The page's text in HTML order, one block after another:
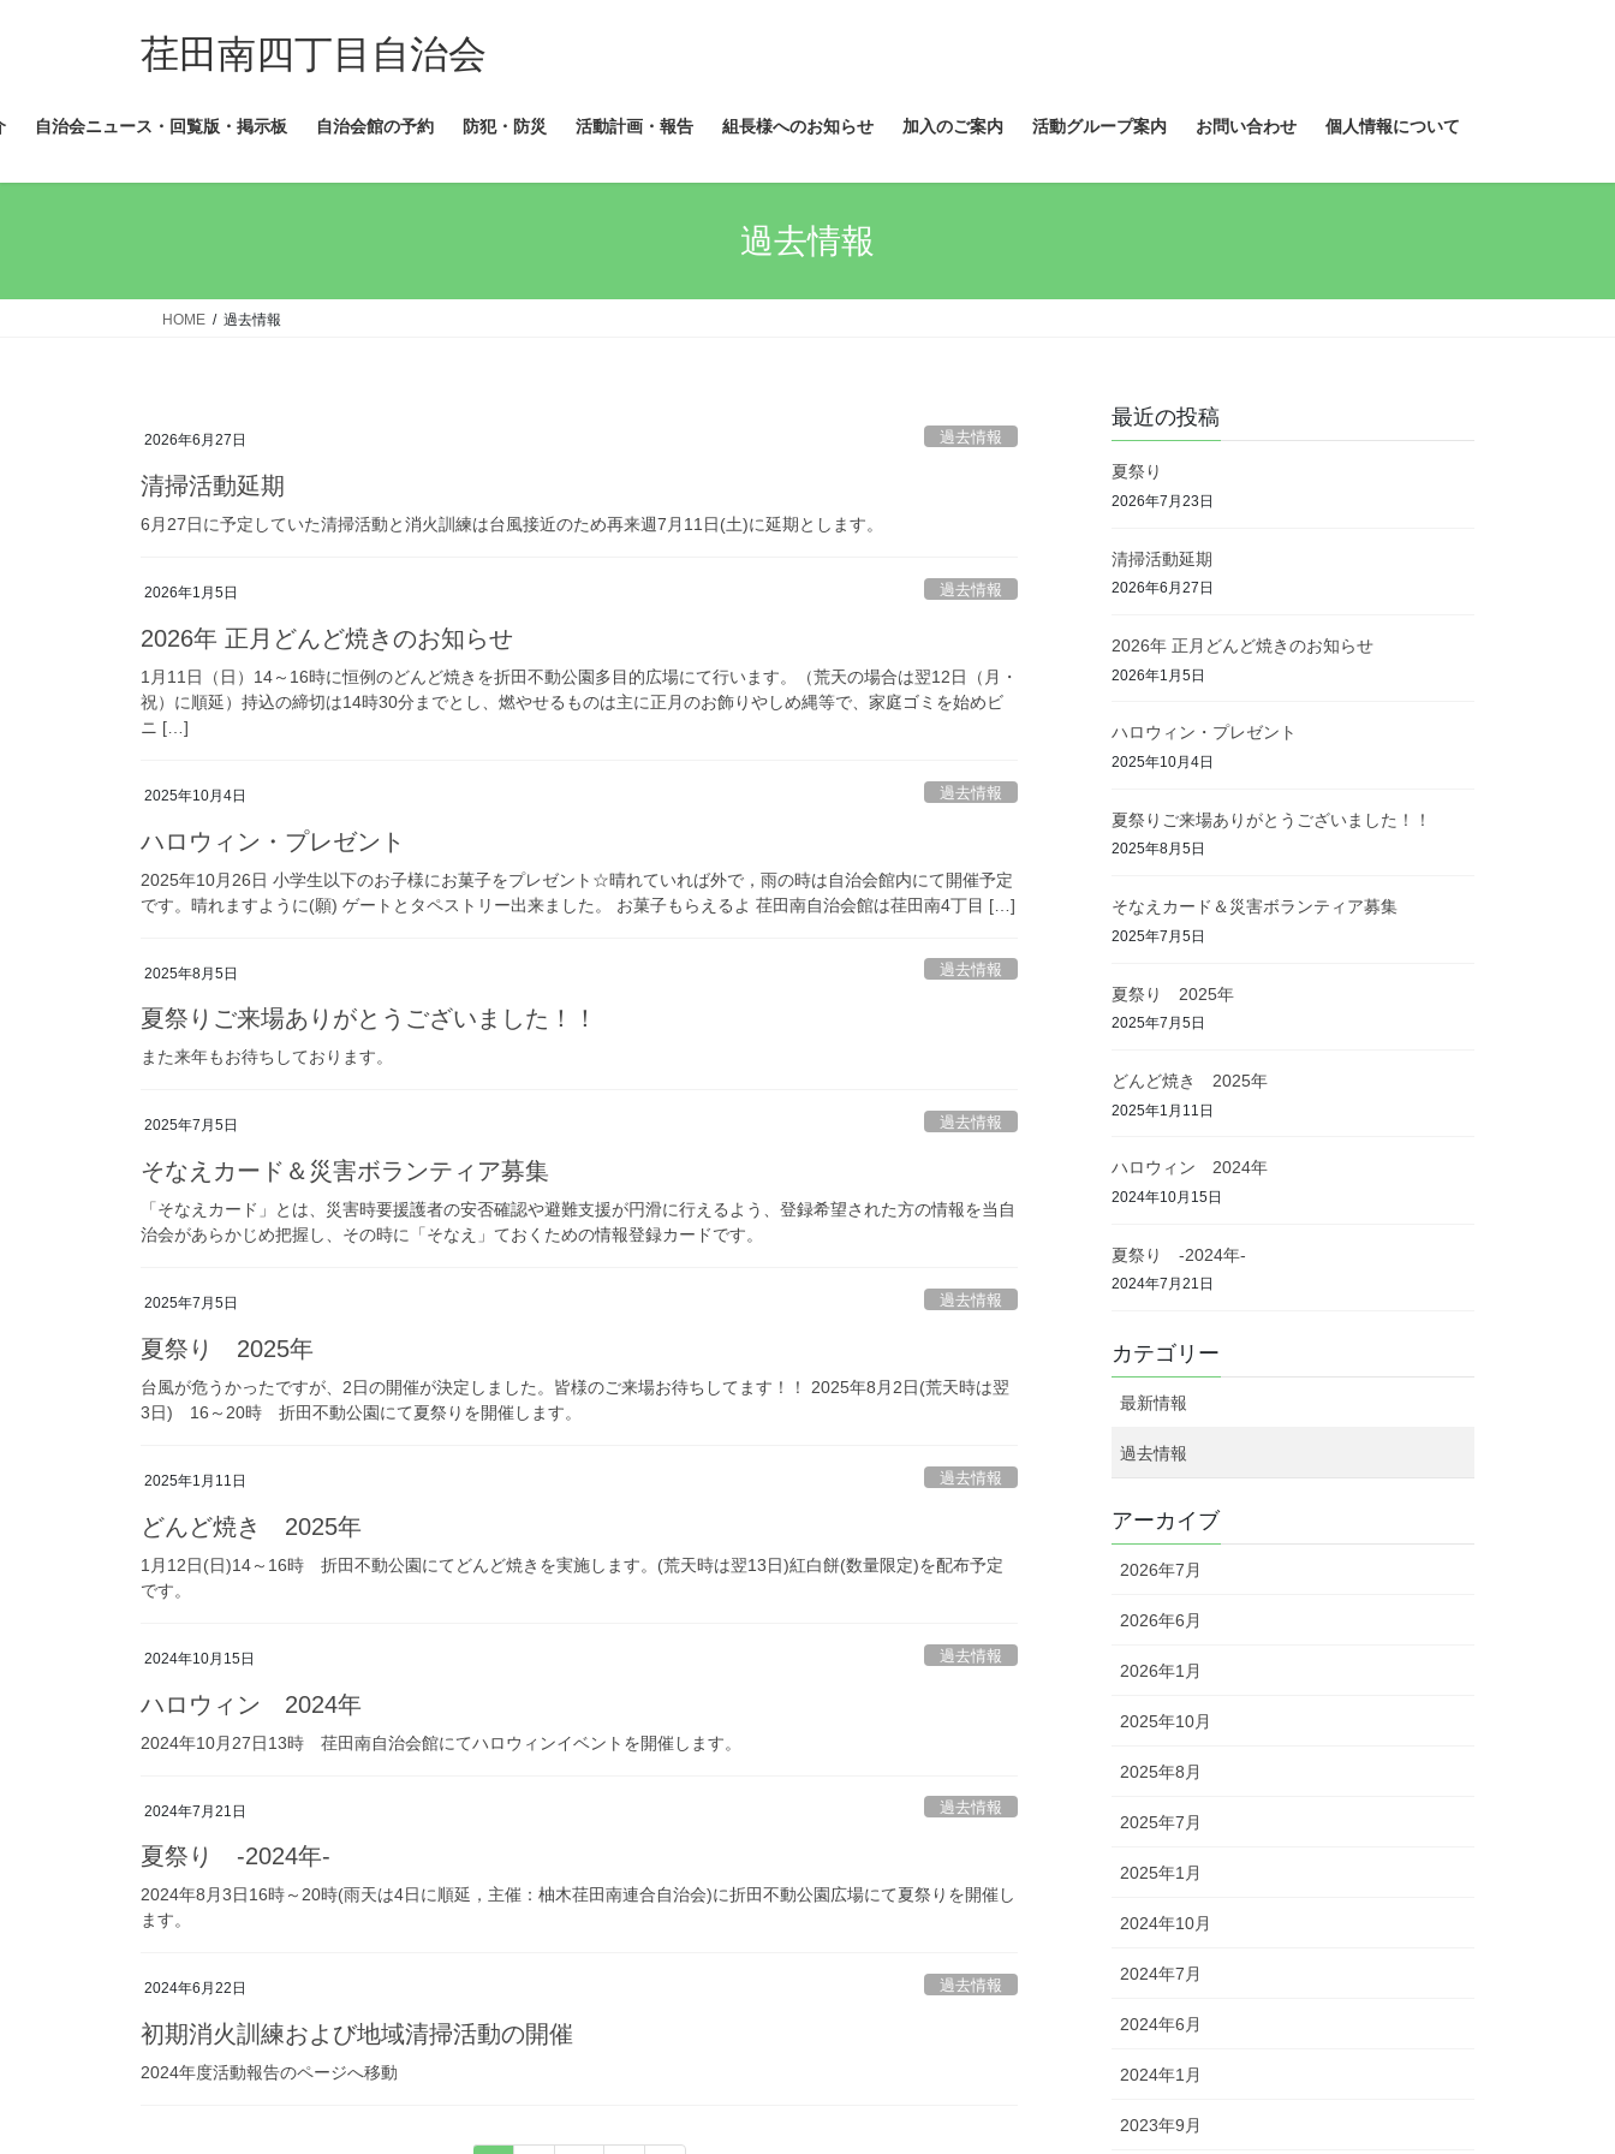
ツ
ス
シ
ン
荏田南四丁目自治会
自治会ニュース・回覧版・掲示板 自治会館の予約 防犯・防災 活動計画・報告 組長様へのお知らせ 加入のご案内 活動グループ案内 お問い合わせ 個人情報について
過去情報
HOME 過去情報
2026年6月27日 過去情報
清掃活動延期
6月27日に予定していた清掃活動と消火訓練は台風接近のため再来週7月11日(土)に延期とします。
2026年1月5日 過去情報
2026年 正月どんど焼きのお知らせ
1月11日（日）14～16時に恒例のどんど焼きを折田不動公園多目的広場にて行います。（荒天の場合は翌12日（月・
祝）に順延）持込の締切は14時30分までとし、燃やせるものは主に正月のお飾りやしめ縄等で、家庭ゴミを始めビ
ニ […]
2025年10月4日 過去情報
ハロウィン・プレゼント
2025年10月26日 小学生以下のお子様にお菓子をプレゼント☆晴れていれば外で，雨の時は自治会館内にて開催予定
です。晴れますように(願) ゲートとタペストリー出来ました。 お菓子もらえるよ 荏田南自治会館は荏田南4丁目 […]
2025年8月5日 過去情報
夏祭りご来場ありがとうございました！！
また来年もお待ちしております。
2025年7月5日 過去情報
そなえカード＆災害ボランティア募集
「そなえカード」とは、災害時要援護者の安否確認や避難支援が円滑に行えるよう、登録希望された方の情報を当自
治会があらかじめ把握し、その時に「そなえ」ておくための情報登録カードです。
2025年7月5日 過去情報
夏祭り 2025年
台風が危うかったですが、2日の開催が決定しました。皆様のご来場お待ちしてます！！ 2025年8月2日(荒天時は翌
3日) 16～20時 折田不動公園にて夏祭りを開催します。
2025年1月11日 過去情報
どんど焼き 2025年
1月12日(日)14～16時 折田不動公園にてどんど焼きを実施します。(荒天時は翌13日)紅白餅(数量限定)を配布予定
です。
2024年10月15日 過去情報
ハロウィン 2024年
2024年10月27日13時 荏田南自治会館にてハロウィンイベントを開催します。
2024年7月21日 過去情報
夏祭り -2024年-
2024年8月3日16時～20時(雨天は4日に順延，主催：柚木荏田南連合自治会)に折田不動公園広場にて夏祭りを開催し
ます。
2024年6月22日 過去情報
初期消火訓練および地域清掃活動の開催
2024年度活動報告のページへ移動
最近の投稿
夏祭り
2026年7月23日
清掃活動延期
2026年6月27日
2026年 正月どんど焼きのお知らせ
2026年1月5日
ハロウィン・プレゼント
2025年10月4日
夏祭りご来場ありがとうございました！！
2025年8月5日
そなえカード＆災害ボランティア募集
2025年7月5日
夏祭り 2025年
2025年7月5日
どんど焼き 2025年
2025年1月11日
ハロウィン 2024年
2024年10月15日
夏祭り -2024年-
2024年7月21日
カテゴリー
最新情報
過去情報
アーカイブ
2026年7月
2026年6月
2026年1月
2025年10月
2025年8月
2025年7月
2025年1月
2024年10月
2024年7月
2024年6月
2024年1月
2023年9月